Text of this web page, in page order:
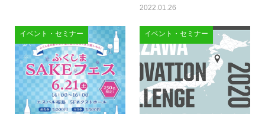
2022.01.26
イベント・セミナー イベント・セミナー